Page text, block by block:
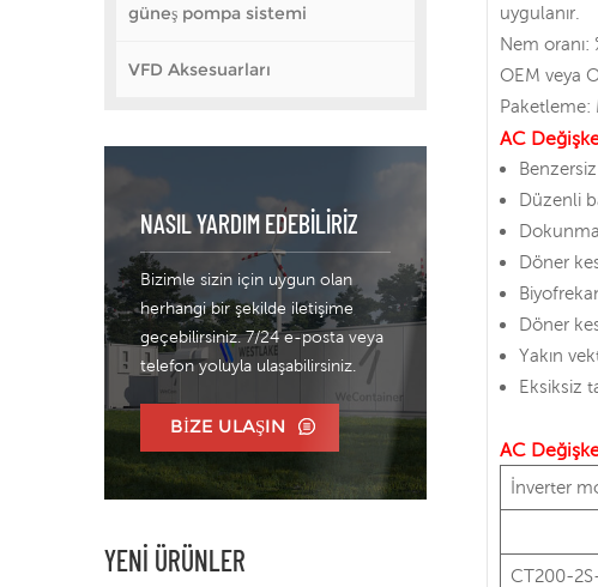
güneş pompa sistemi
VFD Aksesuarları
NASIL YARDIM EDEBILIRIZ
Bizimle sizin için uygun olan
herhangi bir şekilde iletişime
geçebilirsiniz. 7/24 e-posta veya
telefon yoluyla ulaşabilirsiniz.
BIZE ULAŞIN
YENI ÜRÜNLER
uygulanır.
Nem oranı:
OEM veya
Paketleme:
AC
Düzenli
Döner
Döner
Yakın
Eksiksiz
AC
İnverter
CT200-